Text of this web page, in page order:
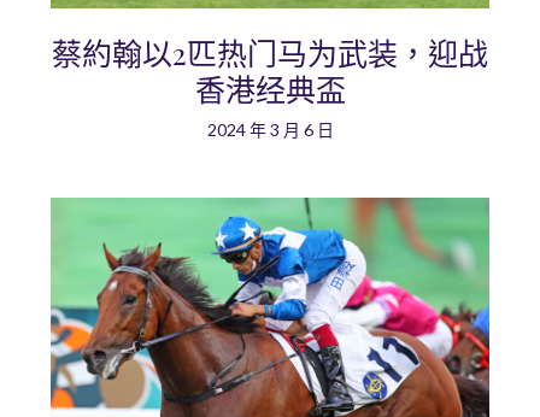
蔡約翰以2匹热门马为武装，迎战
香港经典盃
2024 年 3 月 6 日